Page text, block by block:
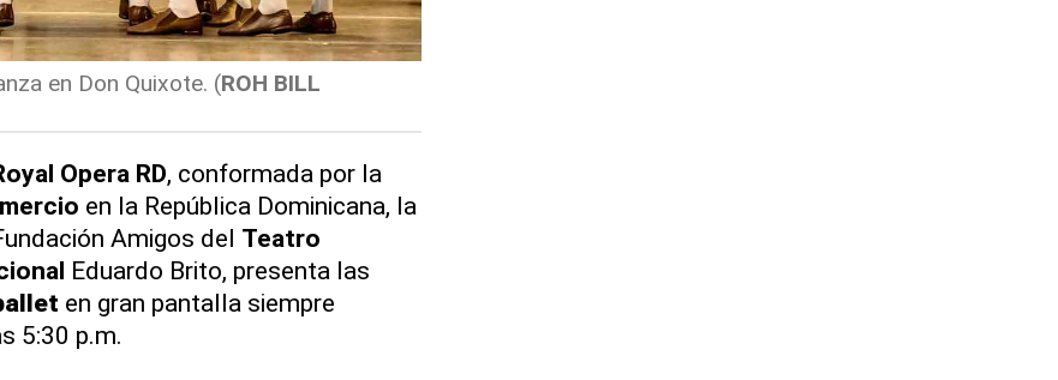
en Don Quixote. (ROH BILL
Opera RD, conformada por la
en la República Dominicana, la
Amigos del Teatro
Eduardo Brito, presenta las
en gran pantalla siempre
5:30 p.m.